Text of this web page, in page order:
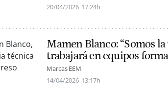
20/04/2026 17:24h
Mamen Blanco: “Somos
trabajará en equipos
Marcas EEM
14/04/2026 13:17h